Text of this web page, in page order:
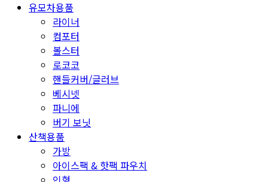
유모차용품
라이너
컴포터
볼스터
로코코
핸들커버/글러브
베시넷
파니에
버기 보닛
산책용품
가방
아이스팩 & 핫팩 파우치